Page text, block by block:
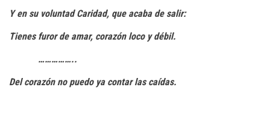
Y en su voluntadCaridad, que acaba de salir:
Tienes furor de amar, corazón loco y débil.
……………..
Del corazón no puedo ya contar las caídas.